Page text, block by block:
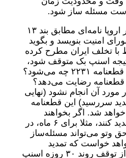
مسئله ساز شود.
احمدی ادامه داد: اگر اروپا نامه‌ای مطابق بند ۱۳
۲۲۳۱ به شورای امنیت بنویسد و بگوید
با تخلف ایران مطرح کرده
اسنپ بک متوقف شود،
در آن صورت تکلیف قطعنامه ۲۲۳۱ چه می‌شود؟
قطعنامه رضایت می‌دهد؟
مورد آن انجام نشود (نهایی
سررسید) این قطعنامه
خواهد شد. اگر بخواهند
قطعنامه ۲۲۳۱ را تمدید کنند، مثلا برای ۶ ماه، در
وتو می‌تواند مسئله‌ساز
خواست که تمدید
قطعنامه ۲۲۳۱ قبل از توقف روند ۳۰ روزه اسنپ